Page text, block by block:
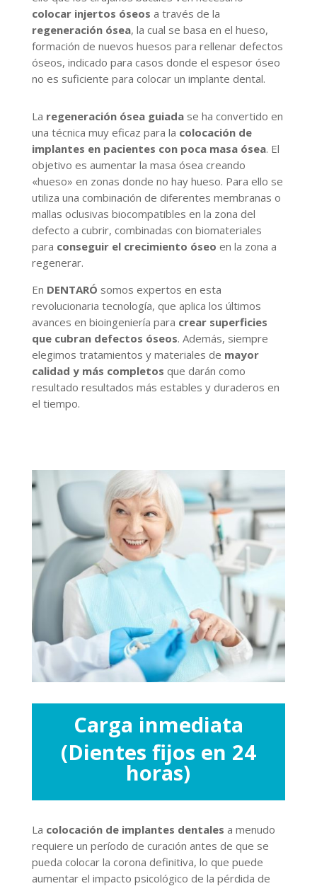
colocar injertos óseos a través de la
regeneración ósea, la cual se basa en el hueso,
formación de nuevos huesos para rellenar defectos
óseos, indicado para casos donde el espesor óseo
no es suficiente para colocar un implante dental.
La regeneración ósea guiadase ha convertido en
una técnica muy eficaz para la colocación de
implantes en pacientes con poca masa ósea. El
objetivo es aumentar la masa ósea creando
«hueso» en zonas donde no hay hueso. Para ello se
utiliza una combinación de diferentes membranas o
mallas oclusivas biocompatibles en la zona del
defecto a cubrir, combinadas con biomateriales
para conseguir el crecimiento óseo en la zona a
regenerar.
En DENTARÓ somos expertos en esta
revolucionaria tecnología, que aplica los últimos
avances en bioingeniería para crear superficies
que cubran defectos óseos. Además, siempre
elegimos tratamientos y materiales de mayor
calidad y más completos que darán como
resultado resultados más estables y duraderos en
el tiempo.
Carga inmediata
(Dientes fijos en 24
horas)
La colocación de implantes dentales a menudo
requiere un período de curación antes de que se
pueda colocar la corona definitiva, lo que puede
aumentar el impacto psicológico de la pérdida de